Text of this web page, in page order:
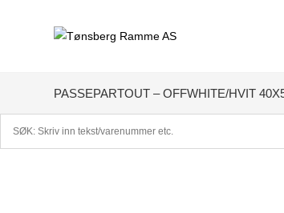
PASSEPARTOUT – OFFWHITE/HVIT